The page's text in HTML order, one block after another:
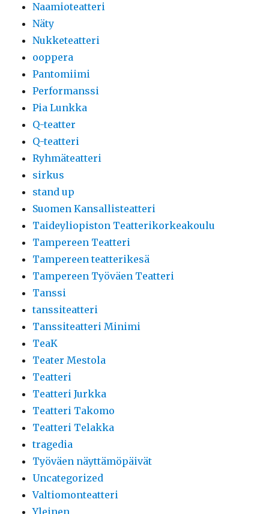
Naamioteatteri
Näty
Nukketeatteri
ooppera
Pantomiimi
Performanssi
Pia Lunkka
Q-teatter
Q-teatteri
Ryhmäteatteri
sirkus
stand up
Suomen Kansallisteatteri
Taideyliopiston Teatterikorkeakoulu
Tampereen Teatteri
Tampereen teatterikesä
Tampereen Työväen Teatteri
Tanssi
tanssiteatteri
Tanssiteatteri Minimi
TeaK
Teater Mestola
Teatteri
Teatteri Jurkka
Teatteri Takomo
Teatteri Telakka
tragedia
Työväen näyttämöpäivät
Uncategorized
Valtiomonteatteri